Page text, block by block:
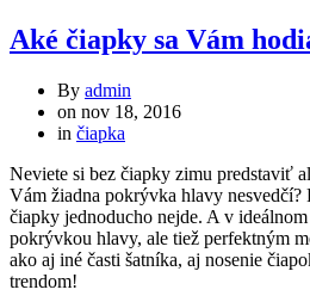
Aké čiapky sa Vám
By admin
on nov 18, 2016
in čiapka
Neviete si bez čiapky zimu predstaviť
Vám žiadna pokrývka hlavy nesvedčí?
čiapky jednoducho nejde. A v
pokrývkou hlavy, ale tiež perfektným
ako aj iné časti šatníka, aj nosenie
trendom!